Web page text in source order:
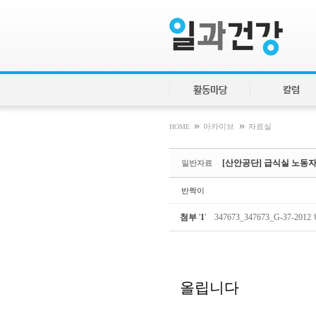
활동마당 칼럼
HOME » 아카이브 » 자료실
일반자료 [산안공단] 급식실 노동
반짝이
첨부 '1' 347673_347673_G-37-
올립니다